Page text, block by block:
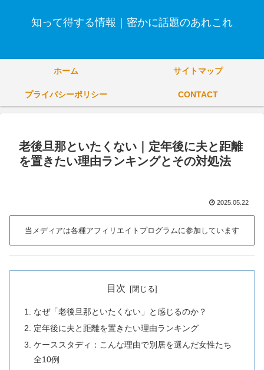
知って得する情報｜密かに話題のあれこれ
ホーム サイトマップ
プライバシーポリシー CONTACT
老後旦那といたくない｜定年後に夫と距離
を置きたい理由ランキングとその対処法
2025.05.22
当メディアは各種アフィリエイトプログラムに参加しています
目次
なぜ「老後旦那といたくない」と感じるのか？
定年後に夫と距離を置きたい理由ランキング
ケーススタディ：こんな理由で別居を選んだ女性たち
全10例